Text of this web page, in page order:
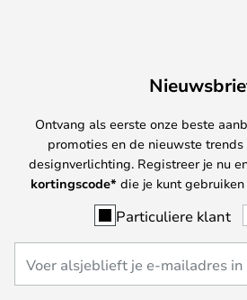
Ontvang als eerste onze beste
promoties en de nieuwste
designverlichting. Registreer je nu
kortingscode* die je kunt
Particuliere klant